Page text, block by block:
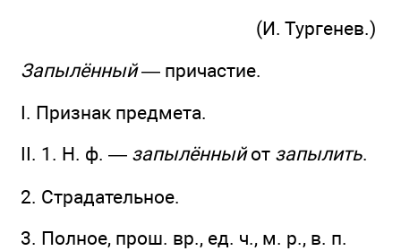
(И. Тургенев.)
Запылённый— причастие.
I. Признак предмета.
II. 1. Н. ф. — запылённыйот запылить.
2. Страдательное.
3. Полное, прош. вр., ед. ч., м. р., в. п.